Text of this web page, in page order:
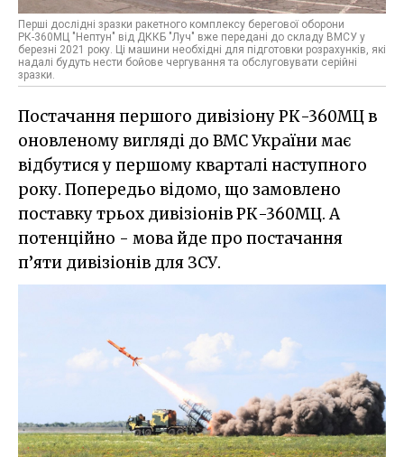
Перші дослідні зразки ракетного комплексу берегової оборони
РК-360МЦ "Нептун" від ДККБ "Луч" вже передані до складу ВМСУ у
березні 2021 року. Ці машини необхідні для підготовки розрахунків, які
надалі будуть нести бойове чергування та обслуговувати серійні
зразки.
Постачання першого дивізіону РК-360МЦ в
оновленому вигляді до ВМС України має
відбутися у першому кварталі наступного
року. Попередьо відомо, що замовлено
поставку трьох дивізіонів РК-360МЦ. А
потенційно - мова йде про постачання
п’яти дивізіонів для ЗСУ.